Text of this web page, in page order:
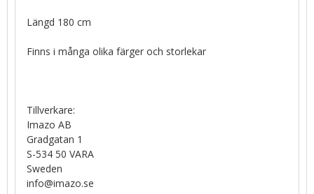
Längd 180 cm
Finns i många olika färger och storlekar
Tillverkare:
Imazo AB
Gradgatan 1
S-534 50 VARA
Sweden
info@imazo.se